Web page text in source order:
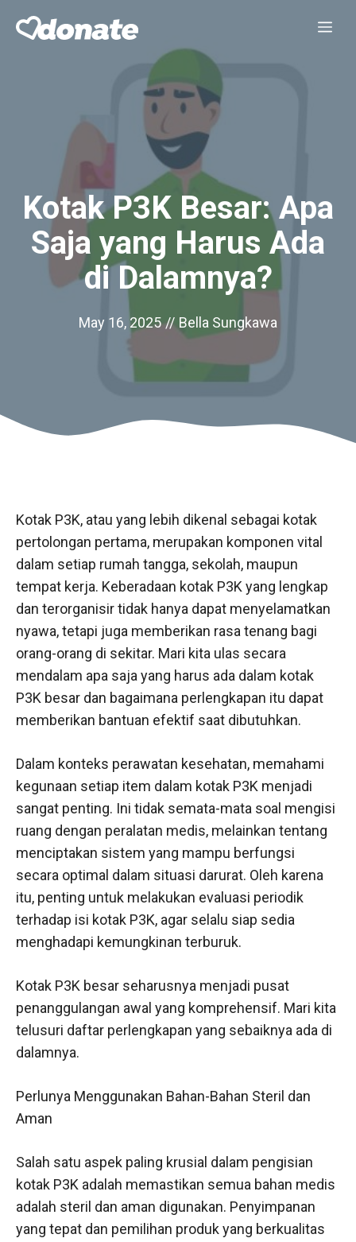
Kotak P3K Besar: Apa
Saja yang Harus Ada
di Dalamnya?
May 16, 2025 // Bella Sungkawa
Kotak P3K, atau yang lebih dikenal sebagai kotak
pertolongan pertama, merupakan komponen vital
dalam setiap rumah tangga, sekolah, maupun
tempat kerja. Keberadaan kotak P3K yang lengkap
dan terorganisir tidak hanya dapat menyelamatkan
nyawa, tetapi juga memberikan rasa tenang bagi
orang-orang di sekitar. Mari kita ulas secara
mendalam apa saja yang harus ada dalam kotak
P3K besar dan bagaimana perlengkapan itu dapat
memberikan bantuan efektif saat dibutuhkan.
Dalam konteks perawatan kesehatan, memahami
kegunaan setiap item dalam kotak P3K menjadi
sangat penting. Ini tidak semata-mata soal mengisi
ruang dengan peralatan medis, melainkan tentang
menciptakan sistem yang mampu berfungsi
secara optimal dalam situasi darurat. Oleh karena
itu, penting untuk melakukan evaluasi periodik
terhadap isi kotak P3K, agar selalu siap sedia
menghadapi kemungkinan terburuk.
Kotak P3K besar seharusnya menjadi pusat
penanggulangan awal yang komprehensif. Mari kita
telusuri daftar perlengkapan yang sebaiknya ada di
dalamnya.
Perlunya Menggunakan Bahan-Bahan Steril dan
Aman
Salah satu aspek paling krusial dalam pengisian
kotak P3K adalah memastikan semua bahan medis
adalah steril dan aman digunakan. Penyimpanan
yang tepat dan pemilihan produk yang berkualitas